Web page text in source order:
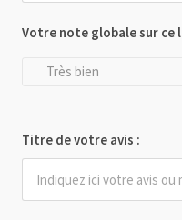
Votre note globale sur ce
Très bien
Titre de votre avis :